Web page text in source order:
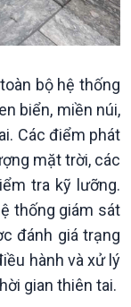
& Biển đảo
nghiệp & Biển
Việt Nam
biên giới và hải
đảo Việt
bộ hệ thống
biển, miền núi,
Các điểm phát
mặt trời, các
tra kỹ lưỡng.
thống giám sát
đánh giá trạng
hành và xử lý
gian thiên tai.